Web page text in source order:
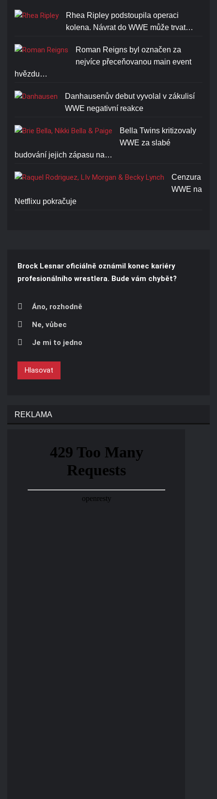
Rhea Ripley podstoupila operaci
kolena. Návrat do WWE může trvat…
Roman Reigns byl označen za
nejvíce přeceňovanou main event
hvězdu…
Danhausenův debut vyvolal v zákulisí
WWE negativní reakce
Bella Twins kritizovaly
WWE za slabé
budování jejich zápasu na…
Cenzura
WWE na
Netflixu pokračuje
Brock Lesnar oficiálně oznámil konec kariéry
profesionálního wrestlera. Bude vám chybět?
Áno, rozhodně
Ne, vůbec
Je mi to jedno
Hlasovat
REKLAMA